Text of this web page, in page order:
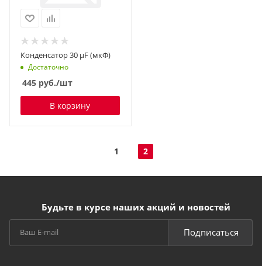
Конденсатор 30 µF (мкФ)
Достаточно
445 руб./шт
В корзину
1 2
Будьте в курсе наших акций и новостей
Подписаться